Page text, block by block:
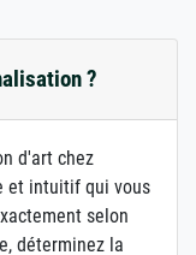
?
d'art chez
et intuitif qui vous
selon
déterminez la